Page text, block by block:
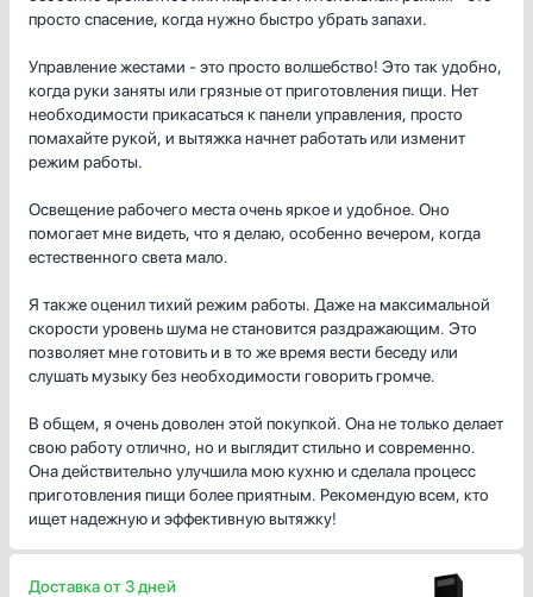
просто спасение, когда нужно быстро убрать запахи.
Управление жестами - это просто волшебство! Это так удобно,
когда руки заняты или грязные от приготовления пищи. Нет
необходимости прикасаться к панели управления, просто
помахайте рукой, и вытяжка начнет работать или изменит
режим работы.
Освещение рабочего места очень яркое и удобное. Оно
помогает мне видеть, что я делаю, особенно вечером, когда
естественного света мало.
Я также оценил тихий режим работы. Даже на максимальной
скорости уровень шума не становится раздражающим. Это
позволяет мне готовить и в то же время вести беседу или
слушать музыку без необходимости говорить громче.
В общем, я очень доволен этой покупкой. Она не только делает
свою работу отлично, но и выглядит стильно и современно.
Она действительно улучшила мою кухню и сделала процесс
приготовления пищи более приятным. Рекомендую всем, кто
ищет надежную и эффективную вытяжку!
Доставка от 3 дней